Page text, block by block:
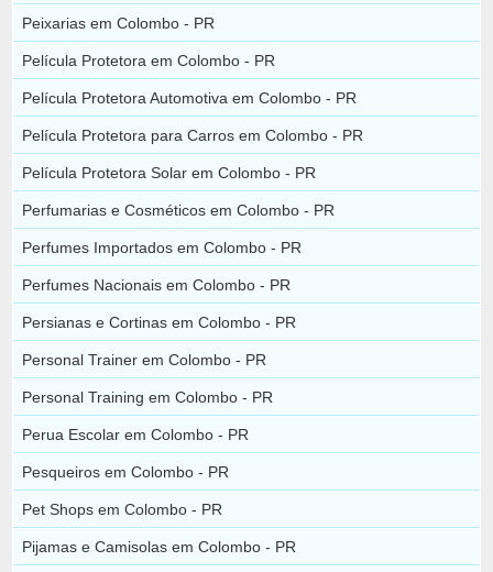
Peixarias em Colombo - PR
Película Protetora em Colombo - PR
Película Protetora Automotiva em Colombo - PR
Película Protetora para Carros em Colombo - PR
Película Protetora Solar em Colombo - PR
Perfumarias e Cosméticos em Colombo - PR
Perfumes Importados em Colombo - PR
Perfumes Nacionais em Colombo - PR
Persianas e Cortinas em Colombo - PR
Personal Trainer em Colombo - PR
Personal Training em Colombo - PR
Perua Escolar em Colombo - PR
Pesqueiros em Colombo - PR
Pet Shops em Colombo - PR
Pijamas e Camisolas em Colombo - PR